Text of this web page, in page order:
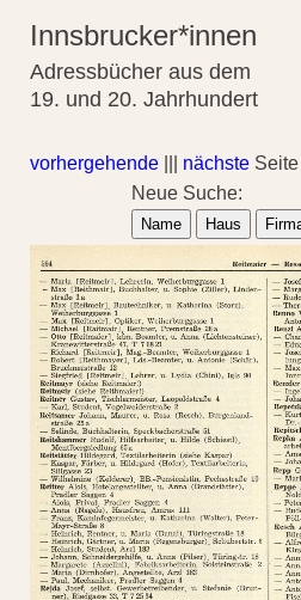
Innsbrucker*innen
Adressbücher aus dem
19. und 20. Jahrhundert
vorhergehende nächste
Neue Suche:
Name Haus